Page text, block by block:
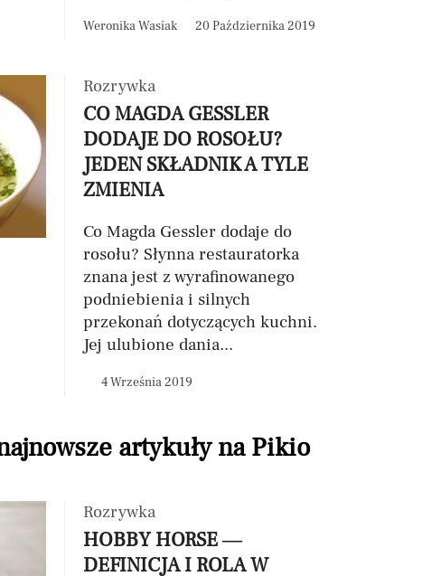
Weronika Wasiak 20 Października 2019
Rozrywka
CO MAGDA GESSLER
DODAJE DO ROSOŁU?
JEDEN SKŁADNIK A TYLE
ZMIENIA
Co Magda Gessler dodaje do
rosołu? Słynna restauratorka
znana jest z wyrafinowanego
podniebienia i silnych
przekonań dotyczących kuchni.
Jej ulubione dania...
4 Września 2019
artykuły na Pikio
Rozrywka
HOBBY HORSE —
DEFINICJA I ROLA W